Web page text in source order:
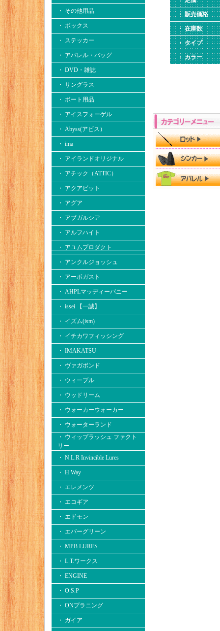
・ その他用品
・ ボックス
・ ステッカー
・ アパレル・バッグ
・ DVD・雑誌
・ サングラス
・ ボート用品
・ アイスフォーゲル
・ Abyss(アビス）
・ ima
・ アイランドオリジナル
・ アチック（ATTIC）
・ アクアビット
・ アグア
・ アブガルシア
・ アルフハイト
・ アユムプロダクト
・ アンクルジョッシュ
・ アーボガスト
・ AHPLマッディーバニー
・ issei 【一誠】
・ イズム(ism)
・ イチカワフィッシング
・ IMAKATSU
・ ヴァガボンド
・ ウィーブル
・ ウッドリーム
・ ウォーカーウォーカー
・ ウォーターランド
・ ウィップラッシュ ファクト
リー
・ N.L.R Invincible Lures
・ H.Way
・ エレメンツ
・ エコギア
・ エドモン
・ エバーグリーン
・ MPB LURES
・ L.T.ワークス
・ ENGINE
・ O.S.P
・ ONプラニング
・ ガイア
・ 販売価格
・ 在庫数
・ タイプ
・ カラー